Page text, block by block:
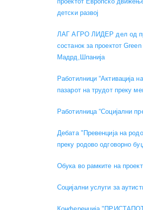
детски развој
ЛАГ АГРО ЛИДЕР дел од
состанок за проектот
Мадрд,Шпанија
Работилници “Активација
пазарот на трудот преку
Работилница “Социјални
Дебата "Превенција на
преку родово одговорно
Обука во рамките на
Социјални услуги за